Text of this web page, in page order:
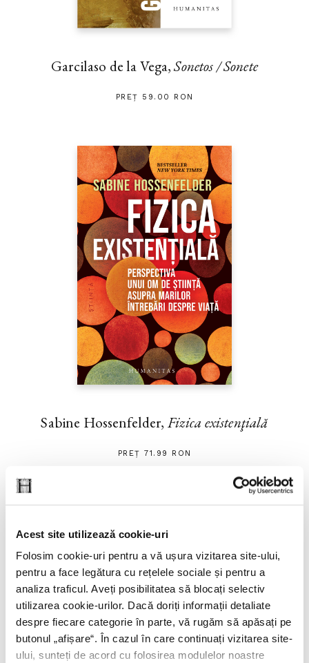
Acest site utilizează cookie-uri
Folosim cookie-uri pentru a vă ușura vizitarea site-ului,
pentru a face legătura cu rețelele sociale și pentru a
analiza traficul. Aveți posibilitatea să blocați selectiv
utilizarea cookie-urilor. Dacă doriți informații detaliate
despre fiecare categorie în parte, vă rugăm să apăsați pe
butonul „afișare“. În cazul în care continuați vizitarea site-
ului, sunteți de acord cu folosirea modulelor noastre
Garcilaso de la Vega,Sonetos / Sonete
PREȚ 59.00 RON
Sabine Hossenfelder, Fizica existenţială
PREȚ 71.99 RON